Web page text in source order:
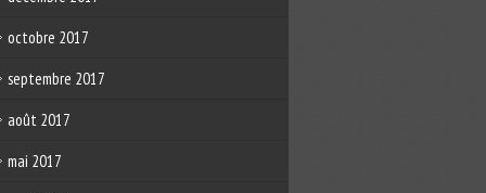
octobre 2017
septembre 2017
août 2017
mai 2017